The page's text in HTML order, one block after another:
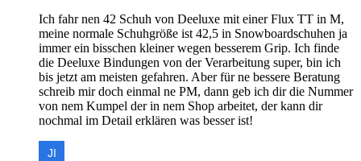
Ich fahr nen 42 Schuh von Deeluxe mit einer Flux TT in M,
meine normale Schuhgröße ist 42,5 in Snowboardschuhen ja
immer ein bisschen kleiner wegen besserem Grip. Ich finde
die Deeluxe Bindungen von der Verarbeitung super, bin ich
bis jetzt am meisten gefahren. Aber für ne bessere Beratung
schreib mir doch einmal ne PM, dann geb ich dir die Nummer
von nem Kumpel der in nem Shop arbeitet, der kann dir
nochmal im Detail erklären was besser ist!